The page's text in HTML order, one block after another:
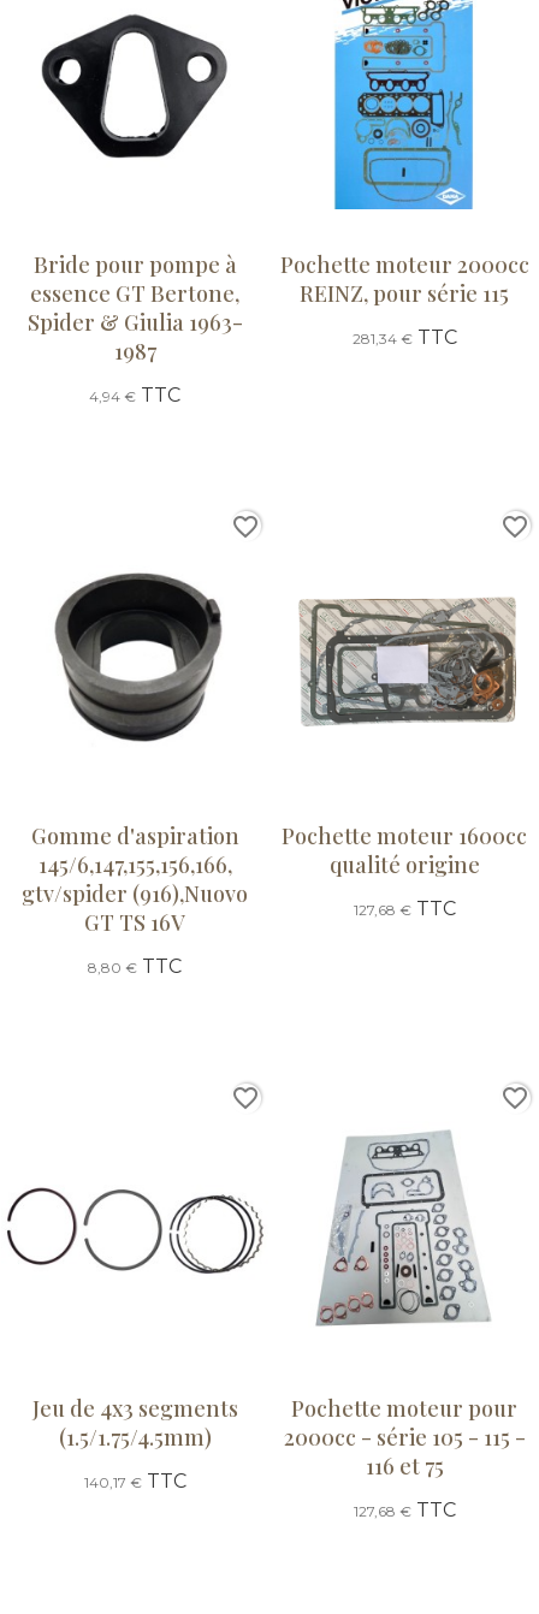
Bride pour pompe à
essence GT Bertone,
Spider & Giulia 1963-
1987
4,94 € TTC
Pochette moteur 2000cc
REINZ, pour série 115
281,34 €TTC
Gomme d'aspiration
145/6,147,155,156,166,
gtv/spider (916),Nuovo
GT TS 16V
8,80 € TTC
favorite_border
Pochette moteur 1600cc
qualité origine
127,68 €TTC
favorite_border
Jeu de 4x3 segments
(1.5/1.75/4.5mm)
140,17 €TTC
favorite_border
Pochette moteur pour
2000cc - série 105 - 115 -
116 et 75
127,68 €TTC
favorite_border